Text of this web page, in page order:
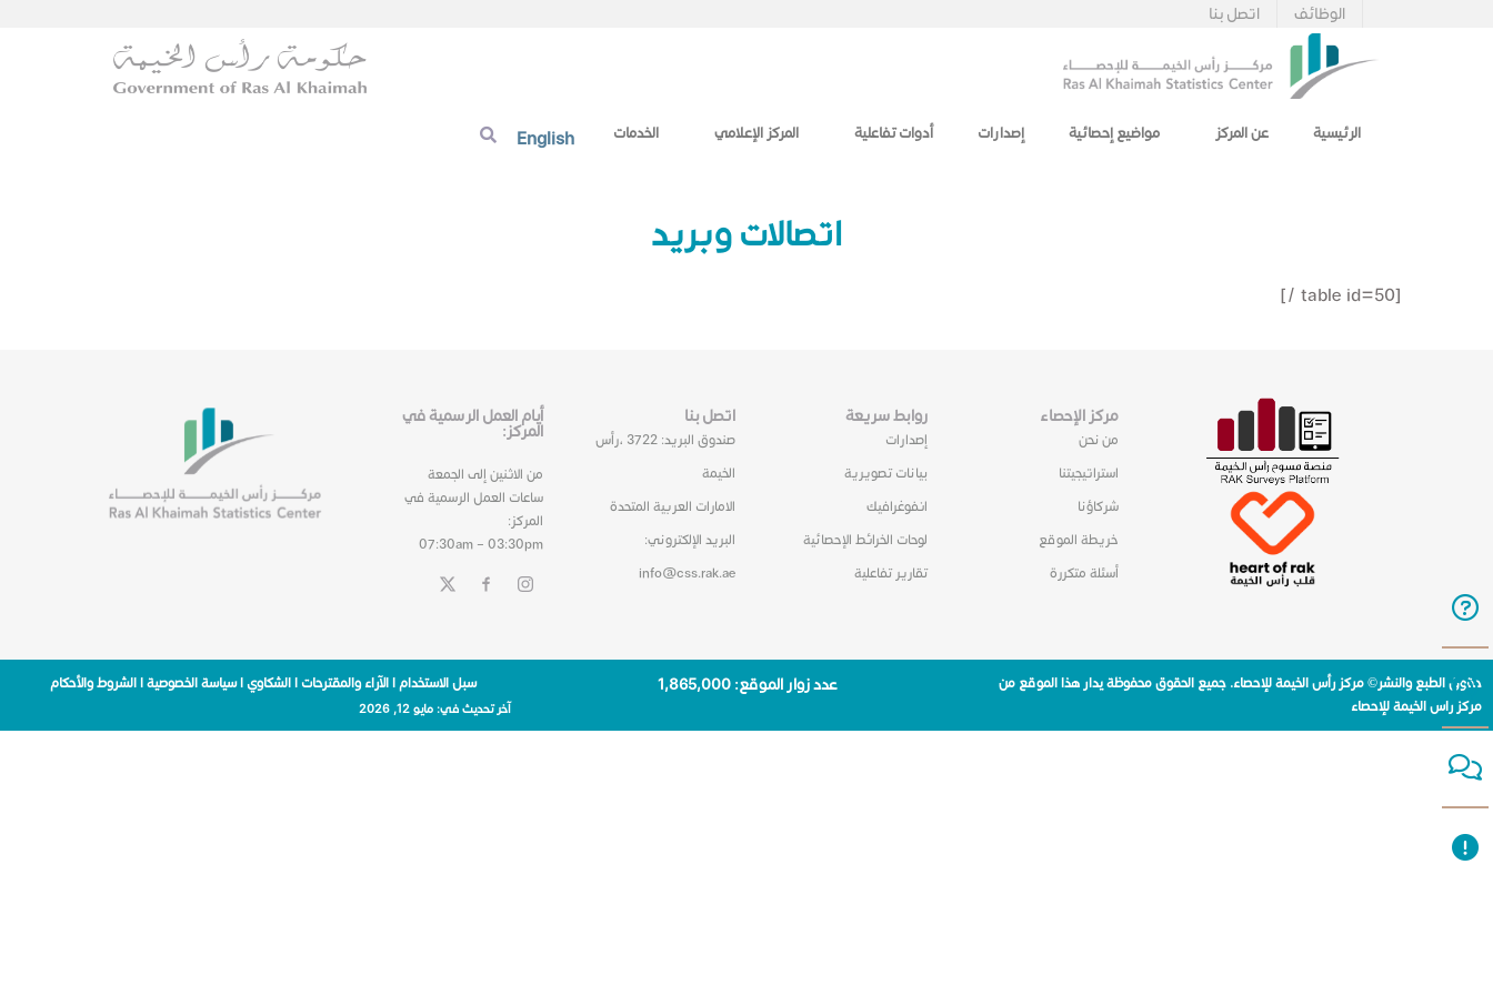
اتصل بنا الوظائف
الرئيسية عن المركز مواضيع إحصائية إصدارات أدوات تفاعلية المركز الإعلامي الخدمات English
اتصالات وبريد
[table id=50 /]
مركز الإحصاء
من نحن
استراتيجيتنا
شركاؤنا
خريطة الموقع
أسئلة متكررة
روابط سريعة
إصدارات
بيانات تصويرية
انفوغرافيك
لوحات الخرائط الإحصائية
تقارير تفاعلية
اتصل بنا
صندوق البريد: 3722 ،رأس
الخيمة
الامارات العربية المتحدة
البريد الإلكتروني:
info@css.rak.ae
أيام العمل الرسمية في
المركز:
من الاثنين إلى الجمعة
ساعات العمل الرسمية في
المركز:
07:30am – 03:30pm
حقوق الطبع والنشر© مركز رأس الخيمة للإحصاء. جميع الحقوق محفوظة يدار هذا الموقع من
مركز راس الخيمة للإحصاء
عدد زوار الموقع: 1٬865٬000 سبل الاستخدام |الآراء والمقترحات|الشكاوي|سياسة الخصوصية|الشروط والأحكام
آخر تحديث في: مايو 12, 2026